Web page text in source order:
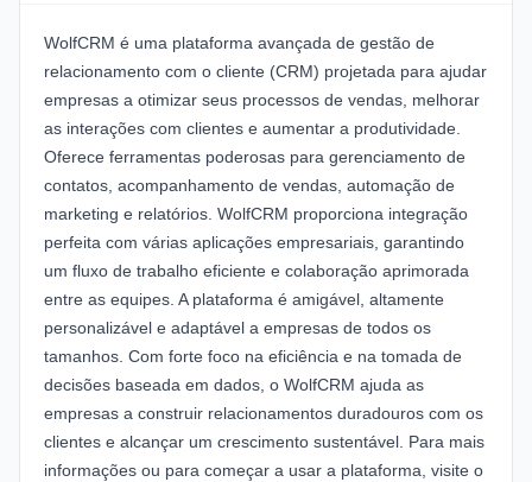
WolfCRM é uma plataforma avançada de gestão de
relacionamento com o cliente (CRM) projetada para ajudar
empresas a otimizar seus processos de vendas, melhorar
as interações com clientes e aumentar a produtividade.
Oferece ferramentas poderosas para gerenciamento de
contatos, acompanhamento de vendas, automação de
marketing e relatórios. WolfCRM proporciona integração
perfeita com várias aplicações empresariais, garantindo
um fluxo de trabalho eficiente e colaboração aprimorada
entre as equipes. A plataforma é amigável, altamente
personalizável e adaptável a empresas de todos os
tamanhos. Com forte foco na eficiência e na tomada de
decisões baseada em dados, o WolfCRM ajuda as
empresas a construir relacionamentos duradouros com os
clientes e alcançar um crescimento sustentável. Para mais
informações ou para começar a usar a plataforma, visite o